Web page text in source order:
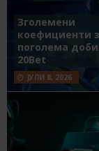
Зголемени
коефициенти
поголема
20Bet
ЈУЛИ 8, 2026